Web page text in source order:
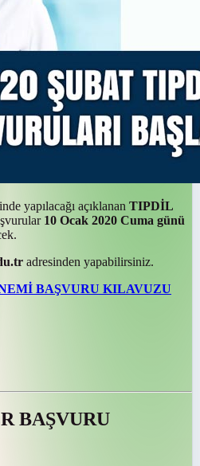
yapılacağı açıklanan TIPDİL
10 Ocak 2020 Cuma günü
adresinden yapabilirsiniz.
BAŞVURU KILAVUZU
BAŞVURU